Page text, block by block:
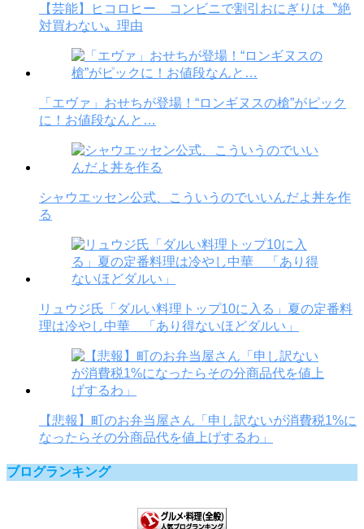
【芸能】ヒコロヒー コンビニで割引おにぎりは〝絶
対買わない〟理由
「エヴァ」おせちが登場！“ロンギヌスの槍”がピック
に！お値段なんと…
シャウエッセン公式、こういうのでいいんだよ丼を作
る
リュウジ氏「ダルい料理トップ10に入る」夏の定番料
理は冷やし中華 「あり得ないほどダルい」
【悲報】町のお弁当屋さん「申し訳ないが消費税1%に
なったらその分商品代を値上げするわ」
ブログランキング